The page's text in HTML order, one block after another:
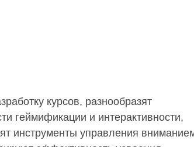
курсов, разнообразят
геймификации и интерактивности,
инструменты управления